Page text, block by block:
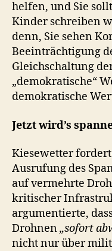
helfen, und Sie
Kinder schreiben
denn, Sie sehen
Beeinträchtigung
Gleichschaltung
„demokratische“
demokratische
Jetzt wird’s
Kiesewetter
Ausrufung des
auf vermehrte
kritischer
argumentierte,
Drohnen„sofort
nicht nur über